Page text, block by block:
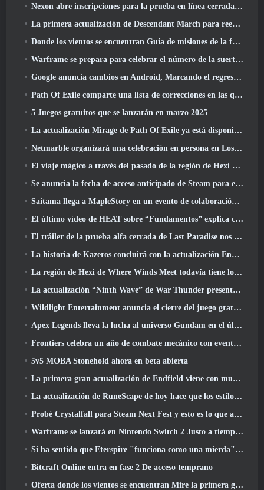
Nexon abre inscripciones para la prueba en línea cerrada de abril de MapleStory Classic World
La primera actualización de Descendant March para reequilibrar el Sharen y presentar contenido nuevo
Donde los vientos se encuentran Guía de misiones de la fortaleza de Whitecrown
Warframe se prepara para celebrar el número de la suerte 13 Con eventos de aniversario
Google anuncia cambios en Android, Marcando el regreso de Fortnite a Play Store
Path Of Exile comparte una lista de correcciones en las que se está trabajando después del lanzamiento de Mirage
5 Juegos gratuitos que se lanzarán en marzo 2025
La actualización Mirage de Path Of Exile ya está disponible
Netmarble organizará una celebración en persona en Los Ángeles. Antes de los siete pecados capitales: Lanzamiento de origen
El viaje mágico a través del pasado de la región de Hexi comienza donde los vientos se encuentran hoy
Se anuncia la fecha de acceso anticipado de Steam para el ARPG Crystalfall de Steampunk
Saitama llega a MapleStory en un evento de colaboración con One-Punch Man
El último vídeo de HEAT sobre “Fundamentos” explica cómo trabajan juntos los agentes y los tanques
El tráiler de la prueba alfa cerrada de Last Paradise nos recuerda cómo es realmente sobrevivir al Apocalipsis zombi
La historia de Kazeros concluirá con la actualización Ends Of The Abyss de Lost Ark
La región de Hexi de Where Winds Meet todavía tiene lo que los jugadores aman y al mismo tiempo es una experiencia única
La actualización “Ninth Wave” de War Thunder presenta aviones de rango IX
Wildlight Entertainment anuncia el cierre del juego gratuito Hero Shooter Highguard
Apex Legends lleva la lucha al universo Gundam en el último evento cruzado
Frontiers celebra un año de combate mecánico con eventos de aniversario
5v5 MOBA Stonehold ahora en beta abierta
La primera gran actualización de Endfield viene con muchas optimizaciones
La actualización de RuneScape de hoy hace que los estilos de combate originales del MMORPG sean más fáciles de aprender
Probé Crystalfall para Steam Next Fest y esto es lo que aprendí
Warframe se lanzará en Nintendo Switch 2 Justo a tiempo para la próxima actualización importante, El fotógrafo de sombras
Si ha sentido que Eterspire "funciona como una mierda", El director creativo dice que ya no es así
Bitcraft Online entra en fase 2 De acceso temprano
Oferta donde los vientos se encuentran Mire la primera gran expansión en la transmisión en vivo de Hexi